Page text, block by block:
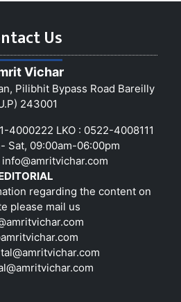
Us
Vichar
Pilibhit Bypass Road Bareilly
243001
4000222 LKO : 0522-4008111
Sat, 09:00am-06:00pm
info@amritvichar.com
regarding the content on
please mail us